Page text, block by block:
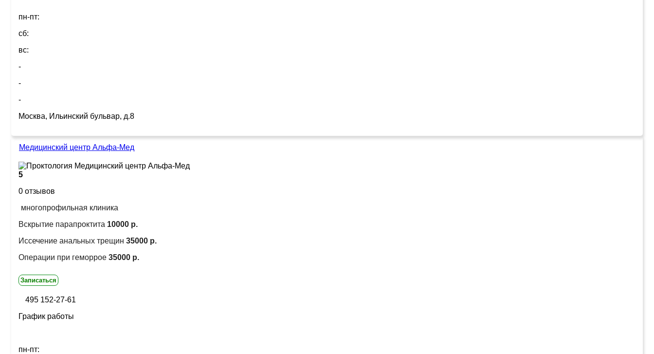
пн-пт:
сб:
вс:
-
-
-
Москва, Ильинский бульвар, д.8
Медицинский центр Альфа-Мед
5
0 отзывов
многопрофильная клиника
Вскрытие парапроктита 10000 р.
Иссечение анальных трещин 35000 р.
Операции при геморрое 35000 р.
Записаться
495 152-27-61
График работы
пн-пт: